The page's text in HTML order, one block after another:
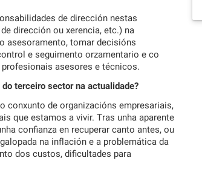
de dirección nestas
dirección ou xerencia, etc.) na
asesoramento, tomar decisións
e seguimento orzamentario e co
asesores e técnicos.
terceiro sector na actualidade?
conxunto de organizacións empresariais,
que estamos a vivir. Tras unha aparente
confianza en recuperar canto antes, ou
na inflación e a problemática da
dos custos, dificultades para